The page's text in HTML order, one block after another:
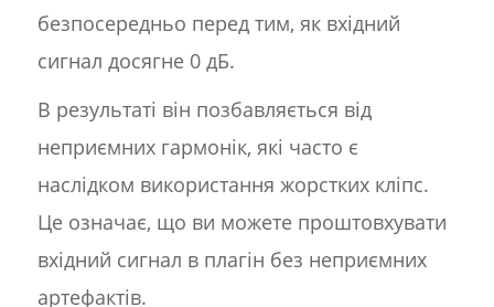
безпосередньо перед тим, як вхідний
сигнал досягне 0 дБ.
В результаті він позбавляється від
неприємних гармонік, які часто є
наслідком використання жорстких кліпс.
Це означає, що ви можете проштовхувати
вхідний сигнал в плагін без неприємних
артефактів.